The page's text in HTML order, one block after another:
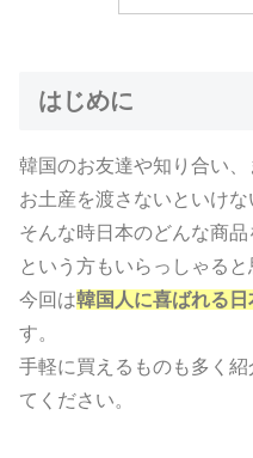
はじめに
韓国のお友達や知り合い
お土産を渡さないといけな
そんな時日本のどんな商
という方もいらっしゃると
今回は韓国人に喜ばれる
す。
手軽に買えるものも多く
てください。